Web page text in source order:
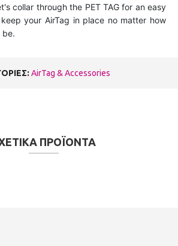
collar through the PET TAG for an easy
your AirTag in place no matter how
be.
AirTag & Accessories
ΠΡΟΪΟΝΤΑ